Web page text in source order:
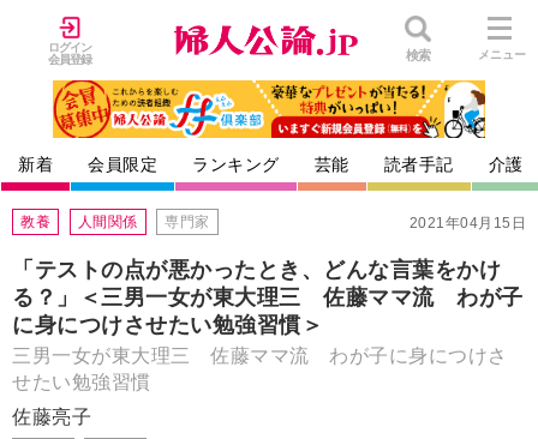
ログイン
会員登録
検索 メニュー
新着 会員限定 ランキング 芸能 読者手記 介護
2021年04月15日
教養 人間関係 専門家
「テストの点が悪かったとき、どんな言葉をかけ
る？」＜三男一女が東大理三 佐藤ママ流 わが子
に身につけさせたい勉強習慣＞
三男一女が東大理三 佐藤ママ流 わが子に身につけさ
せたい勉強習慣
佐藤亮子